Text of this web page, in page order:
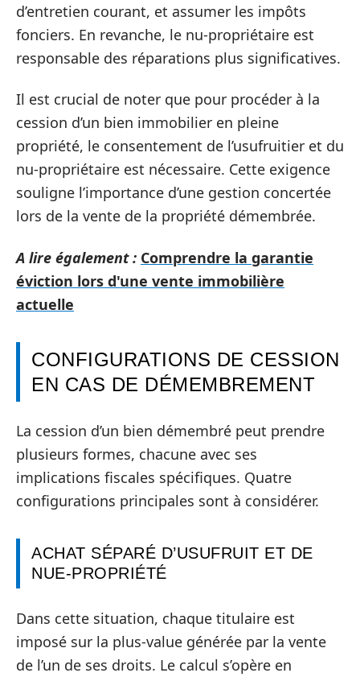
d’entretien courant, et assumer les impôts
fonciers. En revanche, le nu-propriétaire est
responsable des réparations plus significatives.
Il est crucial de noter que pour procéder à la
cession d’un bien immobilier en pleine
propriété, le consentement de l’usufruitier et du
nu-propriétaire est nécessaire. Cette exigence
souligne l’importance d’une gestion concertée
lors de la vente de la propriété démembrée.
A lire également : Comprendre la garantie
éviction lors d'une vente immobilière
actuelle
CONFIGURATIONS DE CESSION
EN CAS DE DÉMEMBREMENT
La cession d’un bien démembré peut prendre
plusieurs formes, chacune avec ses
implications fiscales spécifiques. Quatre
configurations principales sont à considérer.
ACHAT SÉPARÉ D’USUFRUIT ET DE
NUE-PROPRIÉTÉ
Dans cette situation, chaque titulaire est
imposé sur la plus-value générée par la vente
de l’un de ses droits. Le calcul s’opère en